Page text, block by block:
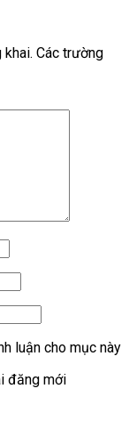
khai. Các trường
luận cho mục này
đăng mới